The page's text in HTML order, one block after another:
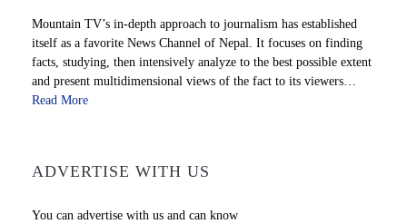
Mountain TV’s in-depth approach to journalism has established
itself as a favorite News Channel of Nepal. It focuses on finding
facts, studying, then intensively analyze to the best possible extent
and present multidimensional views of the fact to its viewers…
Read More
ADVERTISE WITH US
You can advertise with us and can know